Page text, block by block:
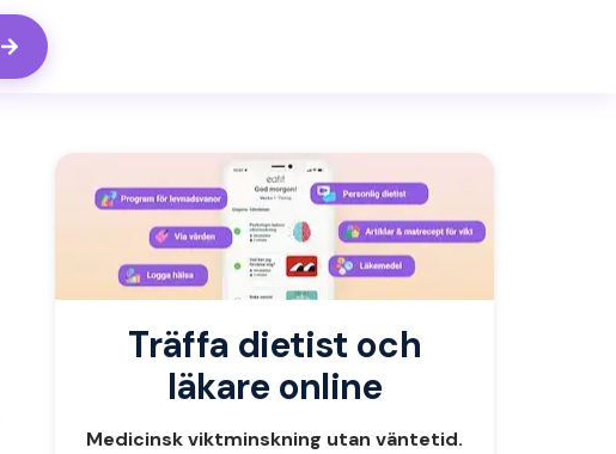
Träffa dietist och
läkare online
Medicinsk viktminskning utan väntetid.